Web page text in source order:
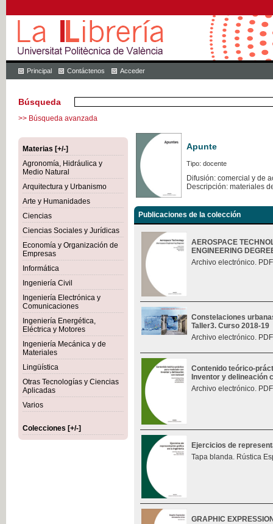
Principal Contáctenos Acceder
Búsqueda
>> Búsqueda avanzada
Materias [+/-]
Agronomía, Hidráulica y
Medio Natural
Arquitectura y Urbanismo
Arte y Humanidades
Ciencias
Ciencias Sociales y Jurídicas
Economía y Organización de
Empresas
Informática
Ingeniería Civil
Ingeniería Electrónica y
Comunicaciones
Ingeniería Energética,
Eléctrica y Motores
Ingeniería Mecánica y de
Materiales
Lingüística
Otras Tecnologías y Ciencias
Aplicadas
Varios
Colecciones [+/-]
Apunte
Tipo: docente
Difusión: comercial y de
Descripción: materiales
Publicaciones de la colección
AEROSPACE
ENGINEERING
Archivo electrónico.
Constelaciones
Taller3. Curso 2018-19
Archivo electrónico.
Contenido teórico-
Inventor y delineación
Archivo electrónico.
Ejercicios de
Tapa blanda. Rústica
GRAPHIC